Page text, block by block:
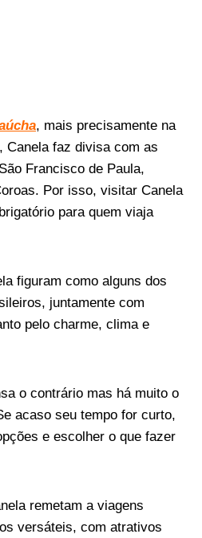
, mais precisamente na
Canela faz divisa com as
Francisco de Paula,
Por isso, visitar Canela
para quem viaja
figuram como alguns dos
juntamente com
pelo charme, clima e
o contrário mas há muito o
acaso seu tempo for curto,
e escolher o que fazer
remetam a viagens
versáteis, com atrativos